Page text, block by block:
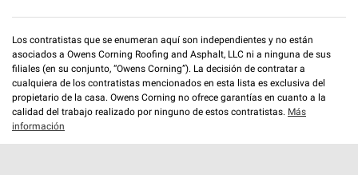
Los contratistas que se enumeran aquí son independientes y no están
asociados a Owens Corning Roofing and Asphalt, LLC ni a ninguna de sus
filiales (en su conjunto, “Owens Corning”). La decisión de contratar a
cualquiera de los contratistas mencionados en esta lista es exclusiva del
propietario de la casa. Owens Corning no ofrece garantías en cuanto a la
calidad del trabajo realizado por ninguno de estos contratistas. Más
información